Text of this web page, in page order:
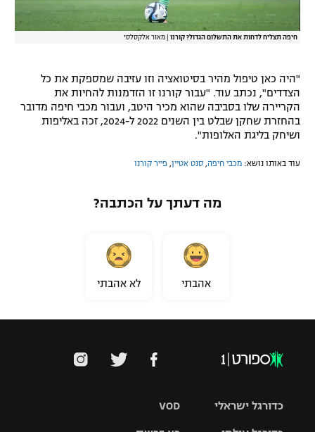
חיפה תצליח לדחות את התשלום הגדול? קורנו מאור אלקסלסי
"היה כאן טיפול מהיר בסיטואציה וזו עזיבה שמספקת את כל
הצדדים", נכתב עוד. "עבור קורנו זו הזדמנות להחיות את
הקריירה שלו בסביבה שהוא מכיר היטב, ועבור מכבי חיפה מדובר
בהחזרת שחקן שבלט בין השנים 2022 ל-2024, זכה באליפות
ושיחק בליגת האלופות".
עוד באותו נושא: מכבי חיפה סנט אטיין פייר קורנו
מה דעתך על הכתבה?
אהבתי לא אהבתי
VOD כדורגל ישראלי